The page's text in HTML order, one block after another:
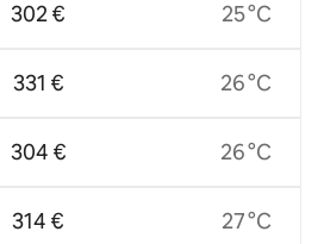
302 €
331 €
304 €
314 €
25 °C
26 °C
26 °C
27 °C